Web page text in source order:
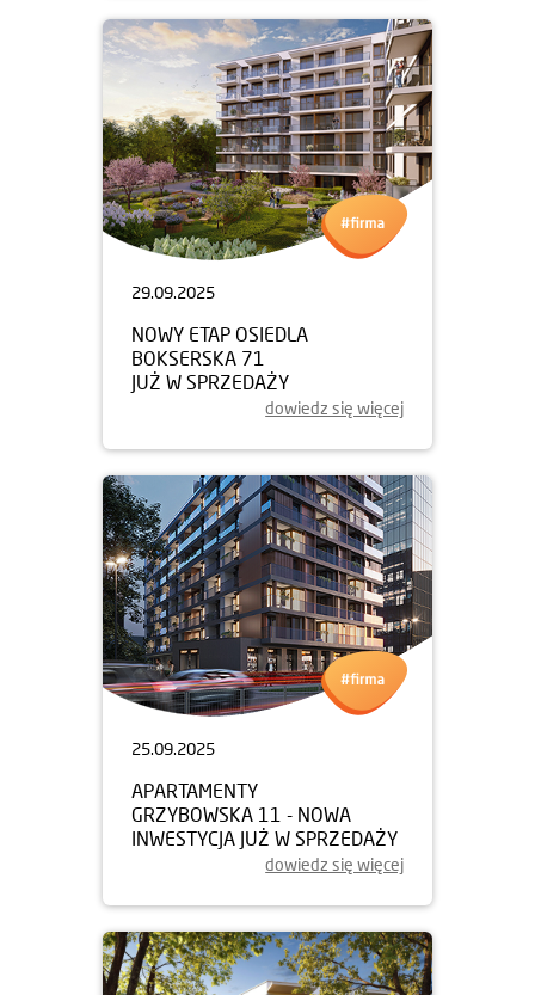
29.09.2025
NOWY ETAP OSIEDLA
BOKSERSKA 71
JUŻ W SPRZEDAŻY
dowiedz się więcej
25.09.2025
APARTAMENTY
GRZYBOWSKA 11 - NOWA
INWESTYCJA JUŻ W SPRZEDAŻY
dowiedz się więcej